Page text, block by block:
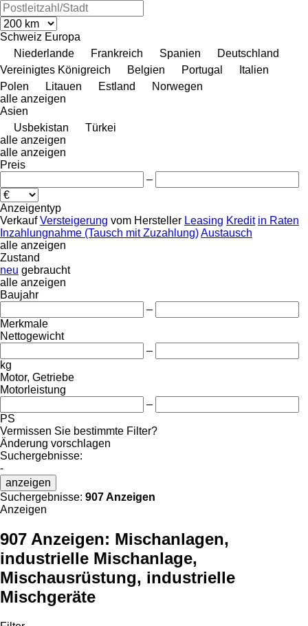
Schweiz Europa
Niederlande
Frankreich Spanien
Deutschland
Vereinigtes Königreich
Belgien Portugal
Italien
Polen
Litauen Estland
Norwegen
alle anzeigen
Asien
Usbekistan
Türkei
alle anzeigen
alle anzeigen
Preis
–
Anzeigentyp
Verkauf Versteigerung vom Hersteller Leasing Kredit in Raten
Inzahlungnahme (Tausch mit Zuzahlung)Austausch
alle anzeigen
Zustand
neu gebraucht
alle anzeigen
Baujahr
–
Merkmale
Nettogewicht
–
kg
Motor, Getriebe
Motorleistung
–
PS
Vermissen Sie bestimmte Filter?
Änderung vorschlagen
Suchergebnisse:
-
anzeigen
Suchergebnisse: 907 Anzeigen
Anzeigen
907 Anzeigen: Mischanlagen,
industrielle Mischanlage,
Mischausrüstung, industrielle
Mischgeräte